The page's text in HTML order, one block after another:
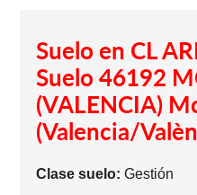
Suelo en CL
Suelo 46192
(VALENCIA)
(Valencia/
Clase suelo: Gestión